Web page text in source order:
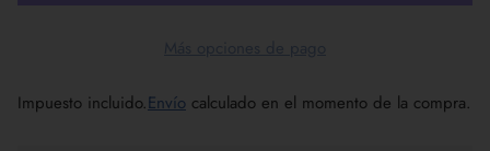
Impuesto incluido.Envío calculado en el momento de la compra.